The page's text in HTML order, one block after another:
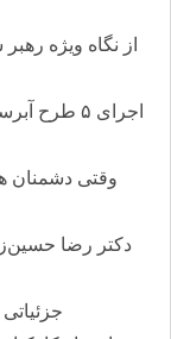
از نگاه ویژه
وقتی دشمنان
دکتر رضا